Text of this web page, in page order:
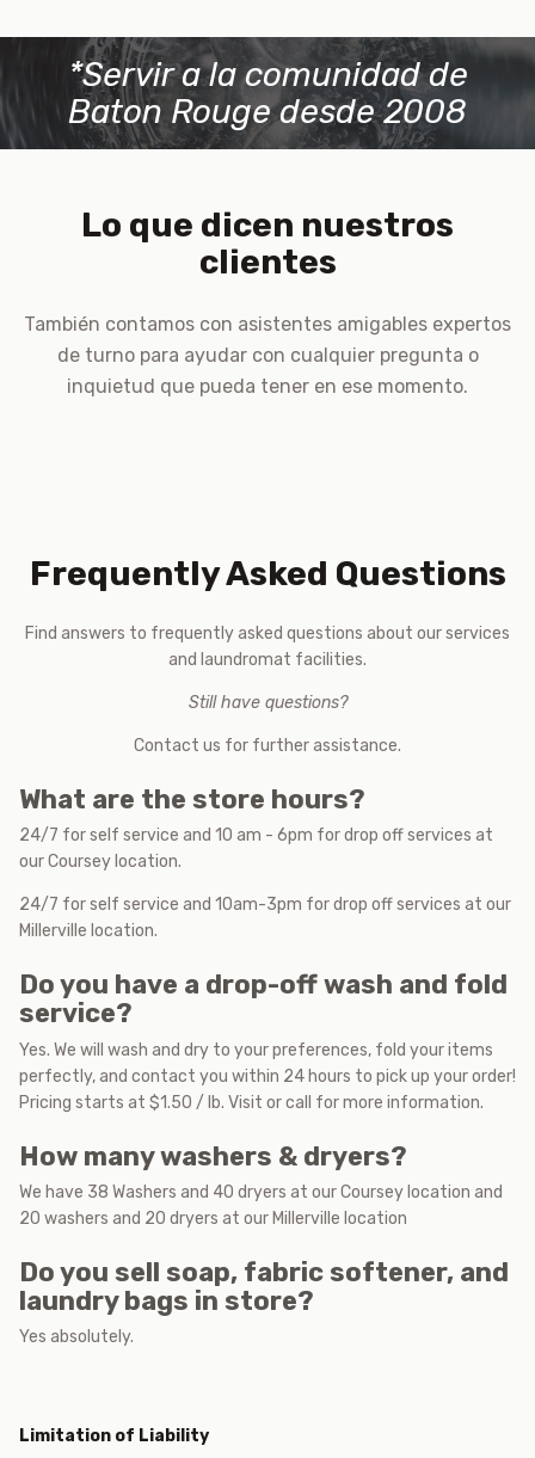
*Servir a la comunidad de
Baton Rouge desde 2008
Lo que dicen nuestros
clientes
También contamos con asistentes amigables expertos
de turno para ayudar con cualquier pregunta o
inquietud que pueda tener en ese momento.
Frequently Asked Questions
Find answers to frequently asked questions about our services
and laundromat facilities.
Still have questions?
Contact us for further assistance.
What are the store hours?
24/7 for self service and 10 am - 6pm for drop off services at
our Coursey location.
24/7 for self service and 10am-3pm for drop off services at our
Millerville location.
Do you have a drop-off wash and fold
service?
Yes. We will wash and dry to your preferences, fold your items
perfectly, and contact you within 24 hours to pick up your order!
Pricing starts at $1.50 / lb. Visit or call for more information.
How many washers & dryers?
We have 38 Washers and 40 dryers at our Coursey location and
20 washers and 20 dryers at our Millerville location
Do you sell soap, fabric softener, and
laundry bags in store?
Yes absolutely.
Limitation of Liability